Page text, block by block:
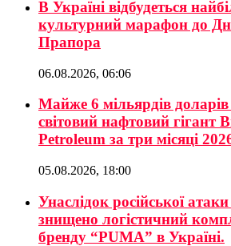
В Україні відбудеться
культурний марафон до
Прапора
06.08.2026, 06:06
Майже 6 мільярдів
світовий нафтовий гігант
Petroleum за три місяці
05.08.2026, 18:00
Унаслідок російської
знищено логістичний
бренду “PUMA” в Україні.